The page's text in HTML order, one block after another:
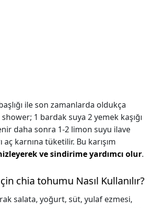
ile son zamanlarda oldukça
1 bardak suya 2 yemek kaşığı
daha sonra 1-2 limon suyu ilave
aç karnına tüketilir. Bu karışım
ve sindirime yardımcı olur.
chia tohumu Nasıl Kullanılır?
salata, yoğurt, süt, yulaf ezmesi,